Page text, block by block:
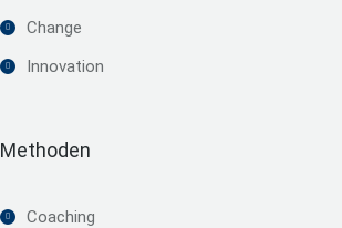
Change
Innovation
Methoden
Coaching